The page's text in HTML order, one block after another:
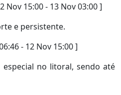
Nov 15:00 - 13 Nov 03:00 ]
e persistente.
- 12 Nov 15:00 ]
no litoral, sendo até